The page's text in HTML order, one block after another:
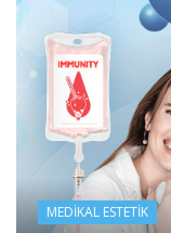
MEDIKAL ESTETIK